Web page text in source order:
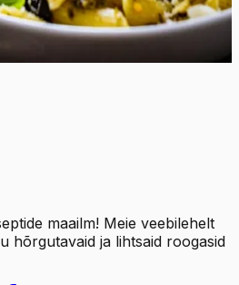
maailm! Meie veebilehelt
hõrgutavaid ja lihtsaid roogasid